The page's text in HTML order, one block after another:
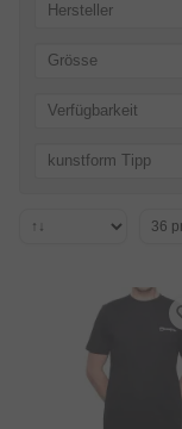
Hersteller
Grösse
Verfügbarkeit
kunstform Tipp